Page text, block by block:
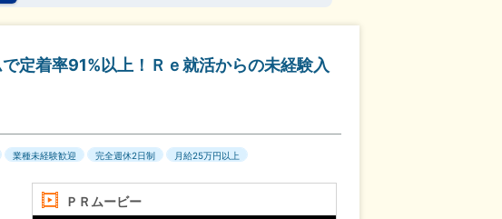
定着率91%以上！Ｒｅ就活からの未経験入
業種未経験歓迎 完全週休2日制 月給25万円以上
ＰＲムービー